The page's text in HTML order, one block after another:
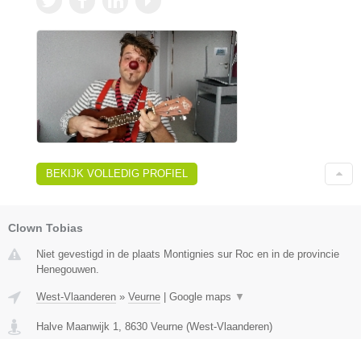
BEKIJK VOLLEDIG PROFIEL
Clown Tobias
Niet gevestigd in de plaats Montignies sur Roc en in de provincie
Henegouwen.
West-Vlaanderen » Veurne | Google maps ▼
Halve Maanwijk 1 8630 Veurne (West-Vlaanderen)